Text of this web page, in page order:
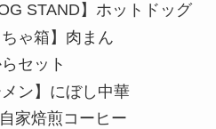
STAND】ホットドッグ
ゃ箱】肉まん
セット
ン】にぼし中華
家焙煎コーヒー